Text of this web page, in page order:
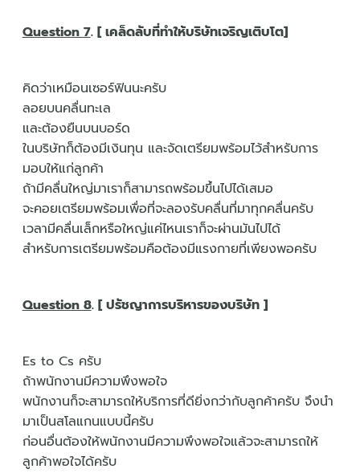
Question 7. [ เคล็ดลับที่ทำให้บริษัทเจริญเติบโต]
คิดว่าเหมือนเซอร์ฟินนะครับ
ลอยบนคลื่นทะเล
และต้องยืนบนบอร์ด
ในบริษัทก็ต้องมีเงินทุน และจัดเตรียมพร้อมไว้สำหรับการ
มอบให้แก่ลูกค้า
ถ้ามีคลื่นใหญ่มาเราก็สามารถพร้อมขึ้นไปได้เสมอ
จะคอยเตรียมพร้อมเพื่อที่จะลองรับคลื่นที่มาทุกคลื่นครับ
เวลามีคลื่นเล็กหรือใหญ่แค่ไหนเราก็จะผ่านมันไปได้
สำหรับการเตรียมพร้อมคือต้องมีแรงกายที่เพียงพอครับ
Question 8. [ ปรัชญาการบริหารของบริษัท ]
Es to Cs ครับ
ถ้าพนักงานมีความพึงพอใจ
พนักงานก็จะสามารถให้บริการที่ดียิ่งกว่ากับลูกค้าครับ จึงนำ
มาเป็นสโลแกนแบบนี้ครับ
ก่อนอื่นต้องให้พนักงานมีความพึงพอใจแล้วจะสามารถให้
ลูกค้าพอใจได้ครับ